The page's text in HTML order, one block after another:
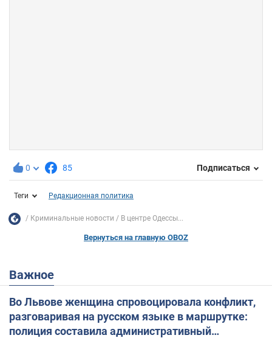
0 85 Подписаться
Теги Редакционная политика
Криминальные новости В центре Одессы...
Вернуться на главную OBOZ
Важное
Во Львове женщина спровоцировала конфликт,
разговаривая на русском языке в маршрутке:
полиция составила административный